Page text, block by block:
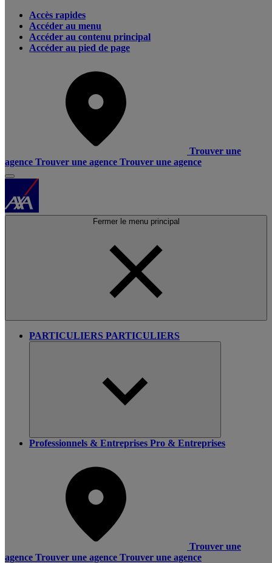
Accès rapides
Accéder au menu
Accéder au contenu principal
Accéder au pied de page
Trouver une
agence Trouver une agence Trouver une agence
Fermer le menu principal
PARTICULIERS PARTICULIERS
Professionnels & Entreprises Pro & Entreprises
Trouver une
agence Trouver une agence Trouver une agence